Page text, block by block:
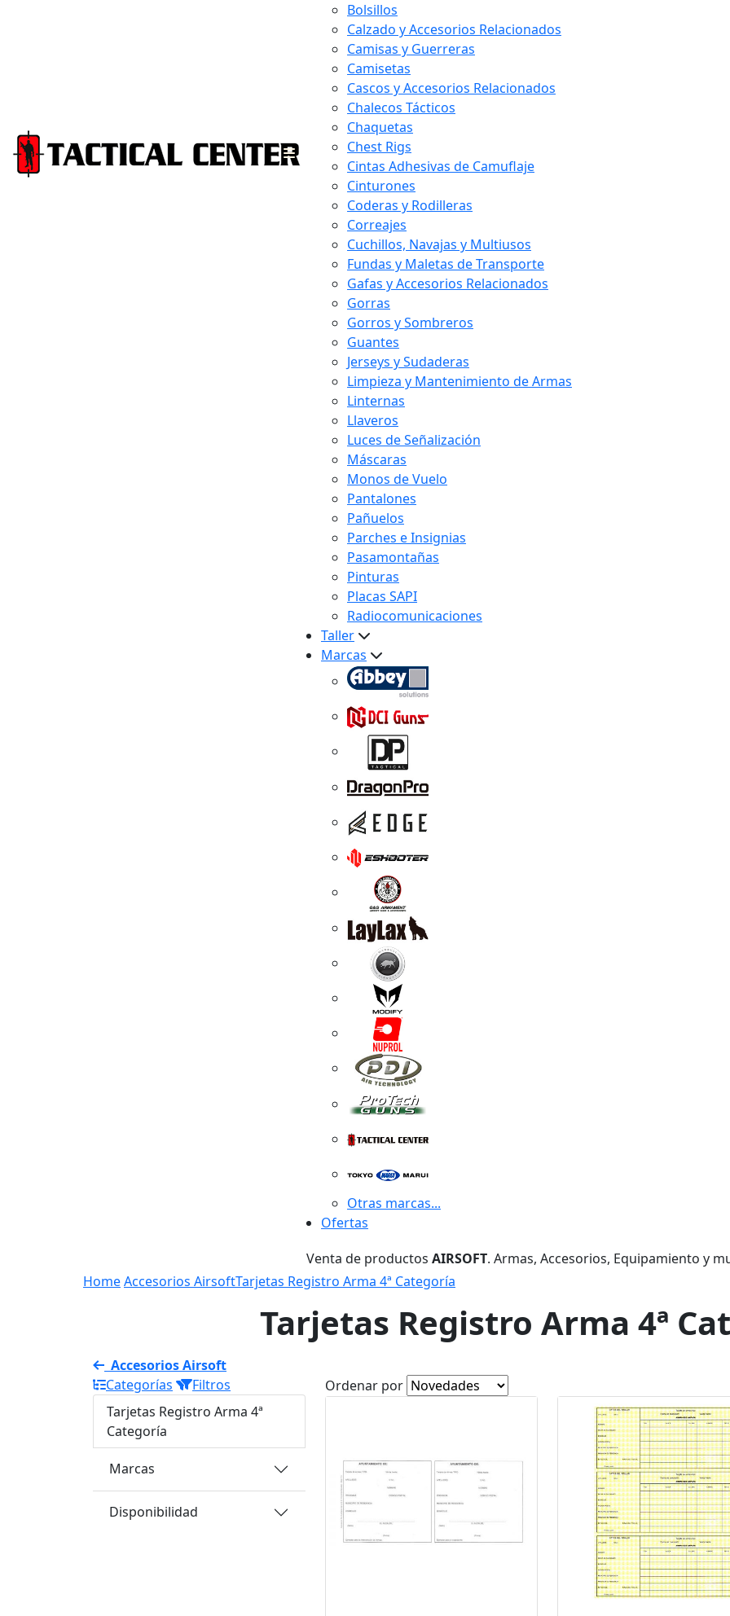
Bolsillos
Calzado y Accesorios Relacionados
Camisas y Guerreras
Camisetas
Cascos y Accesorios Relacionados
Chalecos Tácticos
Chaquetas
Chest Rigs
Cintas Adhesivas de Camuflaje
Cinturones
Coderas y Rodilleras
Correajes
Cuchillos, Navajas y Multiusos
Fundas y Maletas de Transporte
Gafas y Accesorios Relacionados
Gorras
Gorros y Sombreros
Guantes
Jerseys y Sudaderas
Limpieza y Mantenimiento de Armas
Linternas
Llaveros
Luces de Señalización
Máscaras
Monos de Vuelo
Pantalones
Pañuelos
Parches e Insignias
Pasamontañas
Pinturas
Placas SAPI
Radiocomunicaciones
Taller
Marcas
Otras marcas...
Ofertas
Venta de productos AIRSOFT. Armas, Accesorios, Equipamiento y
HomeAccesorios AirsoftTarjetas Registro Arma 4ª Categoría
Tarjetas Registro Arma 4ª
Accesorios Airsoft
Categorías
Filtros
Tarjetas Registro Arma 4ª
Categoría
Marcas
Disponibilidad
Ordenar por